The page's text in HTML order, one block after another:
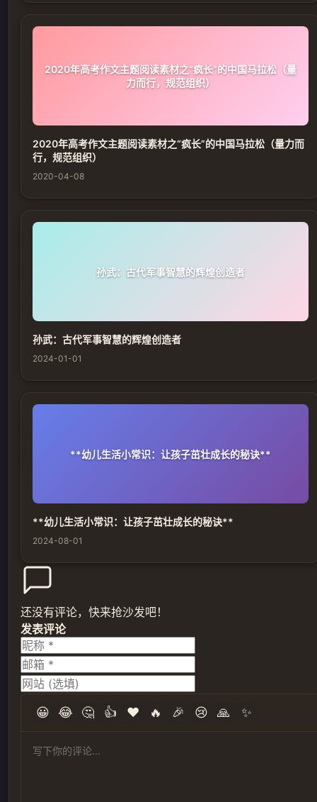
2020年高考作文主题阅读素材之“疯长”的中国马拉松（量
力而行，规范组织）
2020年高考作文主题阅读素材之“疯长”的中国马拉松（量力而
行，规范组织）
2020-04-08
孙武：古代军事智慧的辉煌创造者
孙武：古代军事智慧的辉煌创造者
2024-01-01
**幼儿生活小常识：让孩子茁壮成长的秘诀**
**幼儿生活小常识：让孩子茁壮成长的秘诀**
2024-08-01
还没有评论，快来抢沙发吧！
发表评论
😀 😂 🤔 👍 ❤️ 🔥 🎉 😢 🙏 ✨